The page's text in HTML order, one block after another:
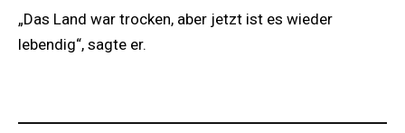
„Das Land war trocken, aber jetzt ist es wieder
lebendig“, sagte er.